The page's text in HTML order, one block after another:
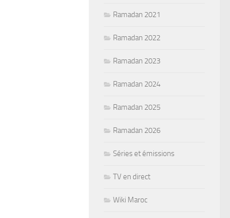
Ramadan 2021
Ramadan 2022
Ramadan 2023
Ramadan 2024
Ramadan 2025
Ramadan 2026
Séries et émissions
TV en direct
Wiki Maroc